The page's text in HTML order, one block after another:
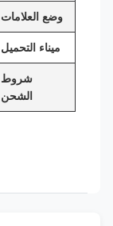
وضع العلامات
ميناء التحميل
شروط
الشحن